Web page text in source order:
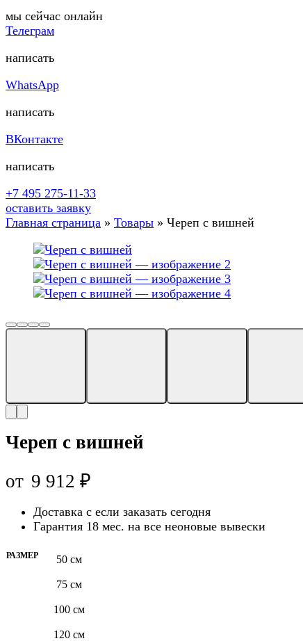
мы сейчас онлайн
Телеграм
написать
WhatsApp
написать
ВКонтакте
написать
+7 495 275-11-33
оставить заявку
Главная страница » Товары » Череп с вишней
Череп с вишней
от 9 912 ₽
Доставка с если заказать сегодня
Гарантия 18 мес. на все неоновые вывески
РАЗМЕР 50 см
75 см
100 см
120 см